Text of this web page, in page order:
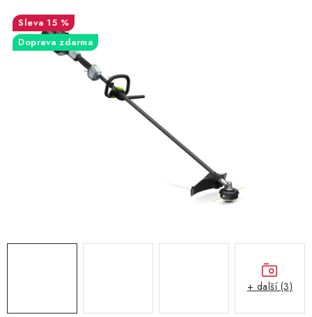
PROFI STROJE
OCHRANA OSOBNÍCH ÚDAJŮ
15 %
Doprava zdarma
+ další (3)